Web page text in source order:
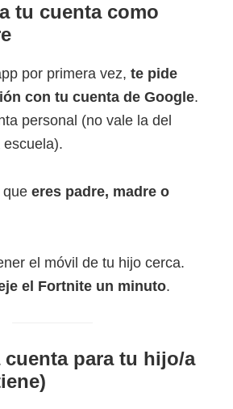
tu cuenta como
por primera vez, te pide
con tu cuenta de Google.
personal (no vale la del
que eres padre, madre o
el móvil de tu hijo cerca.
el Fortnite un minuto.
cuenta para tu hijo/a